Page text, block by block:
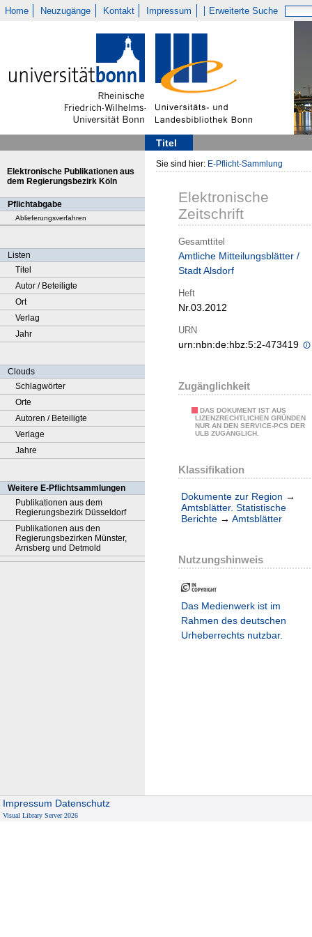
Home Neuzugänge Kontakt Impressum Erweiterte Suche
Titel
Elektronische Publikationen aus
dem Regierungsbezirk Köln
Pflichtabgabe
Ablieferungsverfahren
Listen
Titel
Autor / Beteiligte
Ort
Verlag
Jahr
Clouds
Schlagwörter
Orte
Autoren / Beteiligte
Verlage
Jahre
Weitere E-Pflichtsammlungen
Publikationen aus dem
Regierungsbezirk Düsseldorf
Publikationen aus den
Regierungsbezirken Münster,
Arnsberg und Detmold
Sie sind hier: E-Pflicht-Sammlung
Elektronische
Zeitschrift
Gesamttitel
Amtliche Mitteilungsblätter /
Stadt Alsdorf
Heft
Nr.03.2012
URN
urn:nbn:de:hbz:5:2-473419
Zugänglichkeit
DAS DOKUMENT IST AUS
LIZENZRECHTLICHEN GRÜNDEN
NUR AN DEN SERVICE-PCS DER
ULB ZUGÄNGLICH.
Klassifikation
Dokumente zur Region →
Amtsblätter. Statistische
Berichte → Amtsblätter
Nutzungshinweis
Das Medienwerk ist im
Rahmen des deutschen
Urheberrechts nutzbar.
Impressum Datenschutz
Visual Library Server 2026